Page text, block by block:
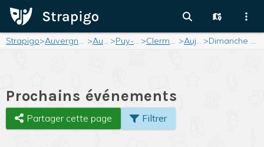
Strapigo> Auvergne-Rhône-Alpes > Auvergne > Puy-de-Dôme > Clermont-Ferrand > Aujourd'hui > Dimanche 05 octobre 2025
Prochains événements
Partager cette page Filtrer